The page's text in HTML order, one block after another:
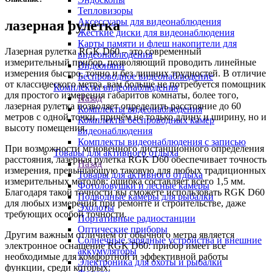
Тепловизоры
Аксессуары для видеонаблюдения
Жёсткие диски для видеонаблюдения
Карты памяти и флеш накопители для
видеонаблюдения
Видеоняни
Беспроводное видеонаблюдение
Комплекты видеонаблюдения
Назад
Комплекты видеонаблюдения
Комплекты беспроводных камер
видеонаблюдения
Комплекты видеонаблюдения с записью
Товары для активного отдыха
Назад
Товары для активного отдыха
Фотоловушки и лесные камеры
Подводные камеры для рыбалки
Эхолоты
Портативные радиостанции
Оптические приборы
Солнечные зарядные устройства и внешние
аккумуляторы
Электроника для охоты и рыбалки
лазерная рулетка
Лазерная рулетка RGK D60 – это современный
измерительный прибор, позволяющий проводить линейные
измерения быстро, точно и без лишних трудностей. В отличие
от классического метра, вам больше не потребуется помощник
для простого измерения габаритов комнаты, более того,
лазерная рулетка позволяет определить расстояние до 60
метров с одной точки, причём не только длину и ширину, но и
высоту помещения.
При возможности мгновенного дистанционного определения
расстояния, лазерная рулетка RGK D60 обеспечивает точность
измерения, превышающую таковую для любых традиционных
измерительных методов: ошибка составляет всего 1,5 мм.
Благодаря такой точности вы сможете использовать RGK D60
для любых измерений при ремонте и строительстве, даже
требующих особой точности.
Другим важным отличием от обычного метра является
электронное оснащение RGK D60: прибор имеет все
необходимые для комфортной и эффективной работы
функции, среди которых: